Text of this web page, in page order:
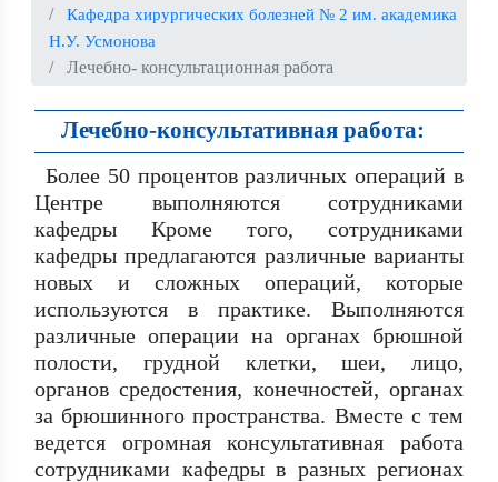
Кафедра хирургических болезней № 2 им. академика
Н.У. Усмонова
Лечебно- консультационная работа
Лечебно-консультативная работа:
Более 50 процентов различных операций в
Центре выполняются сотрудниками
кафедры Кроме того, сотрудниками
кафедры предлагаются различные варианты
новых и сложных операций, которые
используются в практике. Выполняются
различные операции на органах брюшной
полости, грудной клетки, шеи, лицо,
органов средостения, конечностей, органах
за брюшинного пространства. Вместе с тем
ведется огромная консультативная работа
сотрудниками кафедры в разных регионах